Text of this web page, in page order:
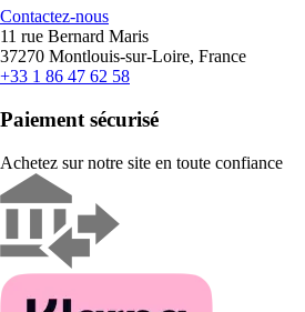
Contactez-nous
11 rue Bernard Maris
37270 Montlouis-sur-Loire, France
+33 1 86 47 62 58
Paiement sécurisé
Achetez sur notre site en toute confiance